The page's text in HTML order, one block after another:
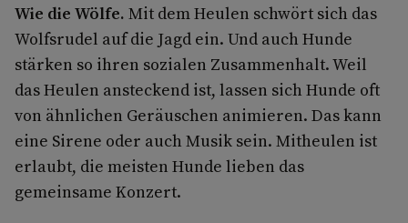
Wie die Wölfe. Mit dem Heulen schwört sich das
Wolfsrudel auf die Jagd ein. Und auch Hunde
stärken so ihren sozialen Zusammenhalt. Weil
das Heulen ansteckend ist, lassen sich Hunde oft
von ähnlichen Geräuschen animieren. Das kann
eine Sirene oder auch Musik sein. Mitheulen ist
erlaubt, die meisten Hunde lieben das
gemeinsame Konzert.